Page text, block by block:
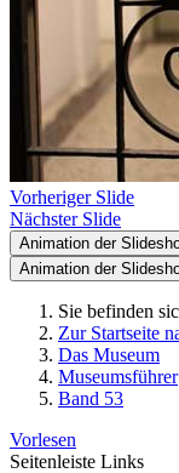
Vorheriger Slide
Nächster Slide
Animation der
Animation der
Sie befinden
Zur Startseite
Das Museum
Museumsführer
Band 53
Vorlesen
Seitenleiste Links